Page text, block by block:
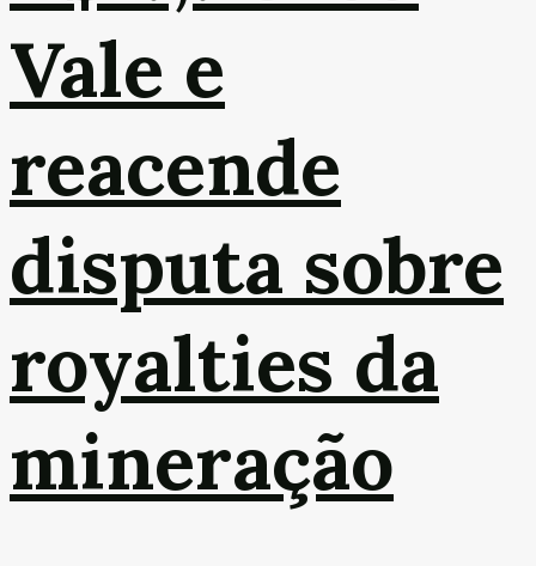
Vale e
reacende
disputa sobre
royalties da
mineração